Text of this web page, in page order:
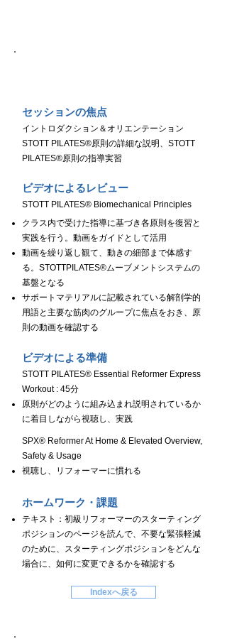
セッションの焦点
イントロダクション＆オリエンテーション
STOTT PILATES®原則の詳細な説明、STOTT
PILATES®原則の指導実習
ビデオによるレビュー
STOTT PILATES® Biomechanical Principles
クラス内で受けた指導に基づき各原則を復習と
実践を行う。動画をガイドとして活用
動画を繰り返し観て、動きの細部まで体感す
る。STOTTPILATES®ムーブメントシステムの
基盤となる
サポートマテリアルに記載されている解剖学的
用語と主要な筋肉のグループに焦点をおき、原
則の動画を確認する
ビデオによる準備
STOTT PILATES® Essential Reformer Express
Workout : 45分
原則がどのように組み込まれ説明されているか
に着目しながら視聴し、実践
SPX® Reformer At Home & Elevated Overview,
Safety & Usage
視聴し、リフォーマーに慣れる
ホームワーク・課題
テキスト：初級リフォーマーのスターティング
ポジションのページを読んで、不要な緊張軽減
のために、スターティングポジションをどんな
場合に、如何に変更できるかを確認する
Indexへ戻る